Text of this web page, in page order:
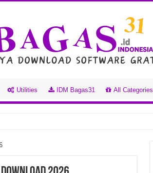
Utilities IDM Bagas31 All Categories